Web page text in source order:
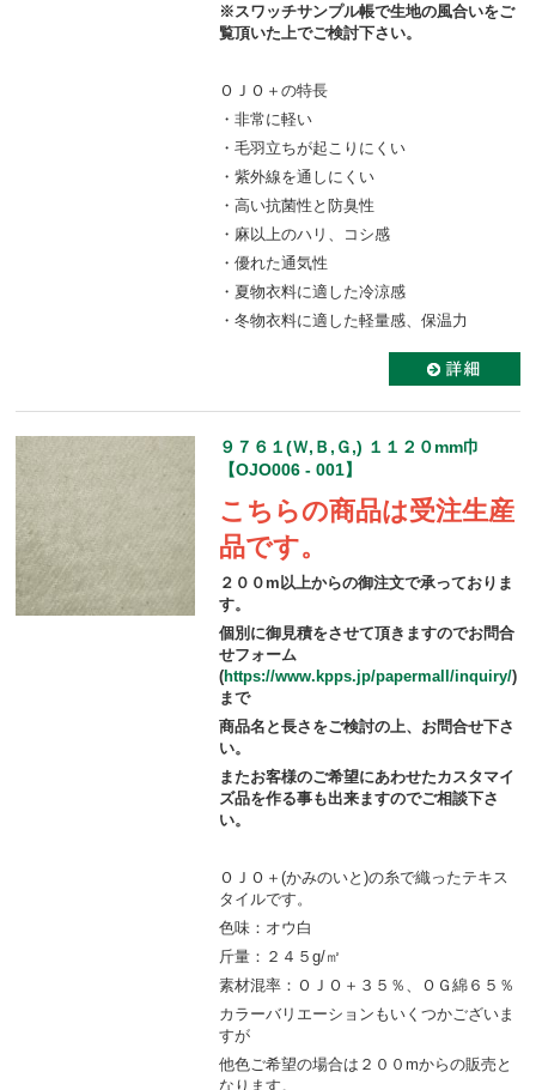
※スワッチサンプル帳で生地の風合いをご
覧頂いた上でご検討下さい。
ＯＪＯ＋の特長
・非常に軽い
・毛羽立ちが起こりにくい
・紫外線を通しにくい
・高い抗菌性と防臭性
・麻以上のハリ、コシ感
・優れた通気性
・夏物衣料に適した冷涼感
・冬物衣料に適した軽量感、保温力
９７６１(Ｗ,Ｂ,Ｇ,) １１２０mm巾
【OJO006 - 001】
こちらの商品は受注生産
品です。
２００m以上からの御注文で承っておりま
す。
個別に御見積をさせて頂きますのでお問合
せフォーム
(https://www.kpps.jp/papermall/inquiry/)
まで
商品名と長さをご検討の上、お問合せ下さ
い。
またお客様のご希望にあわせたカスタマイ
ズ品を作る事も出来ますのでご相談下さ
い。
ＯＪＯ＋(かみのいと)の糸で織ったテキス
タイルです。
色味：オウ白
斤量：２４５g/㎡
素材混率：ＯＪＯ＋３５％、ＯＧ綿６５％
カラーバリエーションもいくつかございま
すが
他色ご希望の場合は２００mからの販売と
なります。